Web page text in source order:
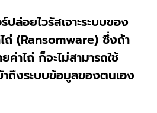
ล่อยไวรัสเจาะระบบของ
ถ่ (Ransomware) ซึ่งถ้า
าไถ่ ก็จะไม่สามารถใช้
ถึงระบบข้อมูลของตนเอง